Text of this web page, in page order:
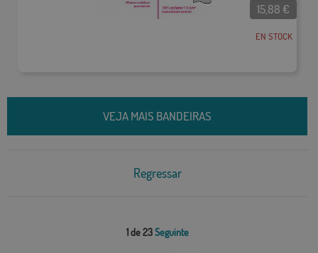
15,88 €
EN STOCK
VEJA MAIS BANDEIRAS
Regressar
1 de 23 Seguinte